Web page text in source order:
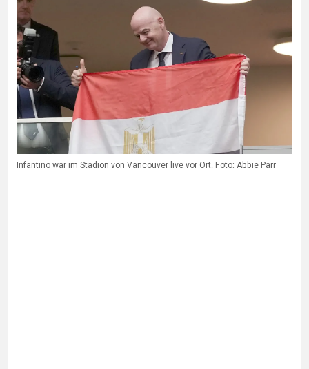
Infantino war im Stadion von Vancouver live vor Ort. Foto: Abbie Parr